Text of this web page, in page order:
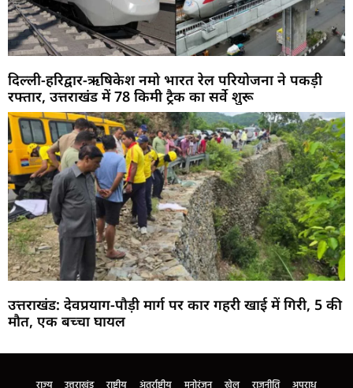
दिल्ली-हरिद्वार-ऋषिकेश नमो भारत रेल परियोजना ने पकड़ी
रफ्तार, उत्तराखंड में 78 किमी ट्रैक का सर्वे शुरू
उत्तराखंड: देवप्रयाग-पौड़ी मार्ग पर कार गहरी खाई में गिरी, 5 की
मौत, एक बच्चा घायल